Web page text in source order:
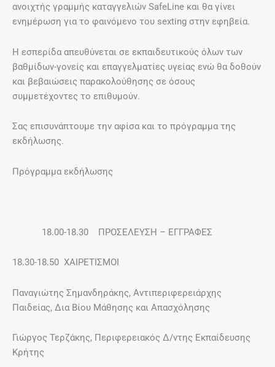
ανοιχτής γραμμής καταγγελιών SafeLine και θα γίνει
ενημέρωση για το φαινόμενο του sexting στην εφηβεία.
Η εσπερίδα απευθύνεται σε εκπαιδευτικούς όλων των
βαθμίδων-γονείς και επαγγελματίες υγείας ενώ θα δοθούν
και βεβαιώσεις παρακολούθησης σε όσους
συμμετέχοντες το επιθυμούν.
Σας επισυνάπτουμε την αφίσα και το πρόγραμμα της
εκδήλωσης.
Πρόγραμμα εκδήλωσης
18.00-18.30 ΠΡΟΣΕΛΕΥΣΗ – ΕΓΓΡΑΦΕΣ
18.30-18.50 ΧΑΙΡΕΤΙΣΜΟΙ
Παναγιώτης Σημανδηράκης, Αντιπεριφερειάρχης
Παιδείας, Δια Βίου Μάθησης και Απασχόλησης
Γιώργος Τερζάκης, Περιφερειακός Δ/ντης Εκπαίδευσης
Κρήτης